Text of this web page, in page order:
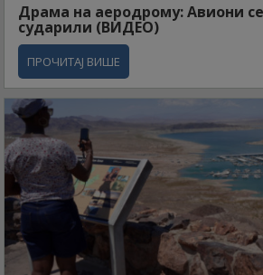
Драма на аеродрому: Авиони
сударили (ВИДЕО)
ПРОЧИТАЈ ВИШЕ